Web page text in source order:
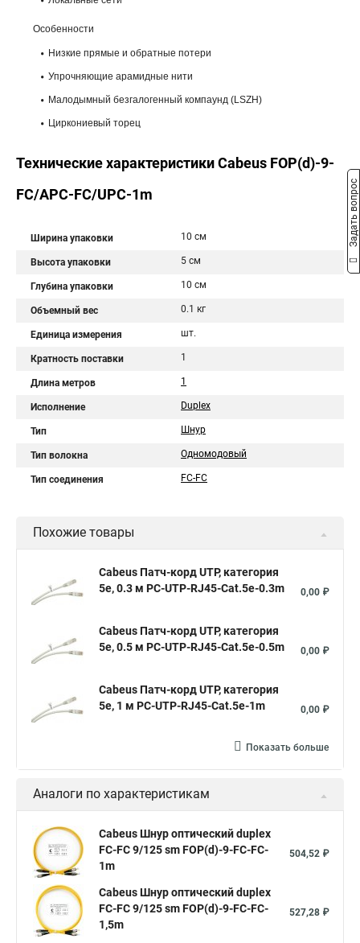
Особенности
Низкие прямые и обратные потери
Упрочняющие арамидные нити
Малодымный безгалогенный компаунд (LSZH)
Циркониевый торец
Технические характеристики Cabeus FOP(d)-9-
FC/APC-FC/UPC-1m
Ширина упаковки 10 см
Высота упаковки 5 см
Глубина упаковки 10 см
Объемный вес 0.1 кг
Единица измерения шт.
Кратность поставки 1
Длина метров 1
Исполнение Duplex
Тип Шнур
Тип волокна Одномодовый
Тип соединения FC-FC
Похожие товары
Cabeus Патч-корд UTP, категория
5e, 0.3 м PC-UTP-RJ45-Cat.5e-0.3m
0,00 ₽
Cabeus Патч-корд UTP, категория
5e, 0.5 м PC-UTP-RJ45-Cat.5e-0.5m
0,00 ₽
Cabeus Патч-корд UTP, категория
5e, 1 м PC-UTP-RJ45-Cat.5e-1m
0,00 ₽
Показать больше
Аналоги по характеристикам
Cabeus Шнур оптический duplex
FC-FC 9/125 sm FOP(d)-9-FC-FC-
1m
504,52 ₽
Cabeus Шнур оптический duplex
FC-FC 9/125 sm FOP(d)-9-FC-FC-
1,5m
527,28 ₽
Задать вопрос